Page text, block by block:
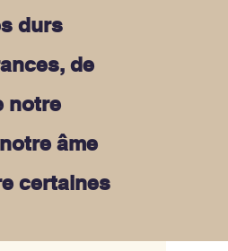
durs
de
notre
âme
certaines